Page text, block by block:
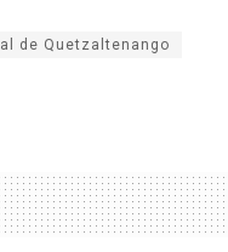
de Quetzaltenango